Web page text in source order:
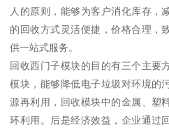
人的原则，能够为客户消化库存，
的回收方式灵活便捷，价格合理，
供一站式服务。
回收西门子模块的目的有三个主要
模块，能够降低电子垃圾对环境的
源再利用，回收模块中的金属、塑
环利用。后是经济效益，企业通过